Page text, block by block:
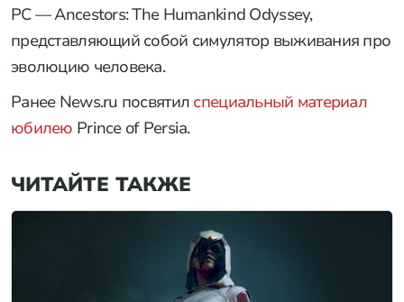
PC — Ancestors: The Humankind Odyssey,
представляющий собой симулятор выживания про
эволюцию человека.
Ранее News.ru посвятил специальный материал
юбилею Prince of Persia.
ЧИТАЙТЕ ТАКЖЕ